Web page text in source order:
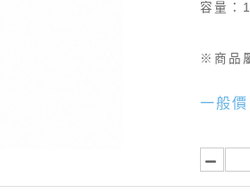
容量：
※商品
一般